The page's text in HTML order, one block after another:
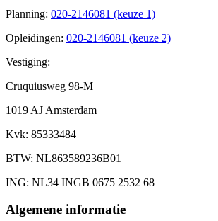
Planning: 020-2146081 (keuze 1)
Opleidingen: 020-2146081 (keuze 2)
Vestiging:
Cruquiusweg 98-M
1019 AJ Amsterdam
Kvk: 85333484
BTW: NL863589236B01
ING: NL34 INGB 0675 2532 68
Algemene informatie